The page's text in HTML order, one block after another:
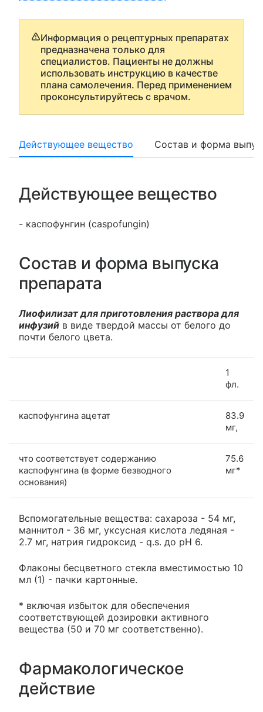
Информация о рецептурных препаратах
предназначена только для
специалистов. Пациенты не должны
использовать инструкцию в качестве
плана самолечения. Перед применением
проконсультируйтесь с врачом.
Действующее вещество Состав и форма
Действующее вещество
- каспофунгин (caspofungin)
Состав и форма выпуска
препарата
Лиофилизат для приготовления раствора для
инфузий в виде твердой массы от белого до
почти белого цвета.
1
фл.
каспофунгина ацетат
83.9
мг,
что соответствует содержанию
каспофунгина (в форме безводного
основания)
75.6
мг*
Вспомогательные вещества: сахароза - 54 мг,
маннитол - 36 мг, уксусная кислота ледяная -
2.7 мг, натрия гидроксид - q.s. до pH 6.
Флаконы бесцветного стекла вместимостью 10
мл (1) - пачки картонные.
* включая избыток для обеспечения
соответствующей дозировки активного
вещества (50 и 70 мг соответственно).
Фармакологическое
действие